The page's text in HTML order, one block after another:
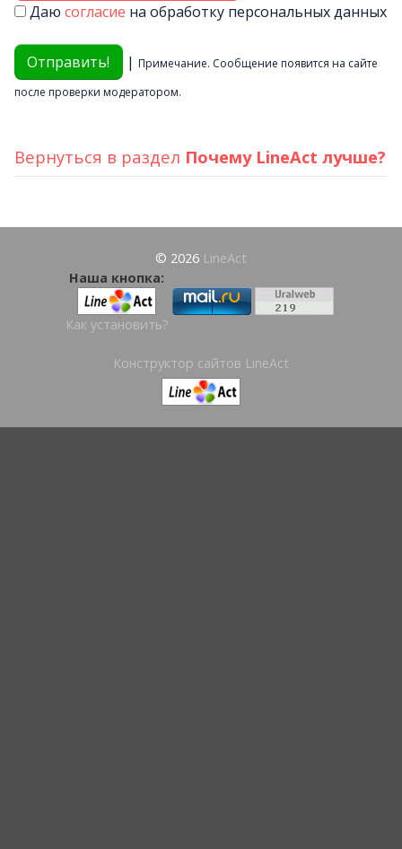
Даю согласие на обработку персональных данных
| Примечание. Сообщение появится на сайте
после проверки модератором.
Вернуться в раздел Почему LineAct лучше?
© 2026 LineAct
Наша кнопка:
Как установить?
Конструктор сайтов LineAct